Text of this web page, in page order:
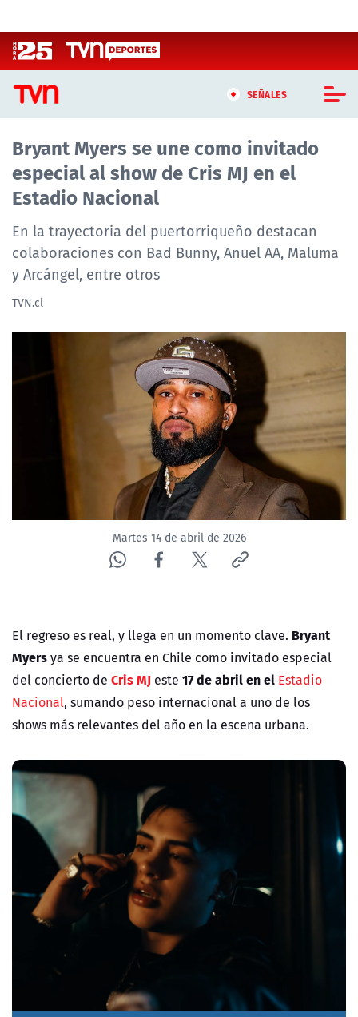
SEÑALES
CASTING MASTERCHEF CHILE
CASTING TVN VERTICAL
TVN VERTICAL
TVN PLAY
PROGRAMAS
TELESERIES
NTV
ACTUALIDAD Y TENDENCIAS
CORPORATIVO Y TRANSPARENCIA
CANAL DE DENUNCIAS
ÁREA DE PROYECTOS
Bryant Myers se une como invitado
especial al show de Cris MJ en el
Estadio Nacional
En la trayectoria del puertorriqueño destacan
colaboraciones con Bad Bunny, Anuel AA, Maluma
y Arcángel, entre otros
TVN.cl
Martes 14 de abril de 2026
El regreso es real, y llega en un momento clave. Bryant
Myersya se encuentra en Chile como invitado especial
del concierto de Cris MJ este 17 de abril en el Estadio
Nacional, sumando peso internacional a uno de los
shows más relevantes del año en la escena urbana.